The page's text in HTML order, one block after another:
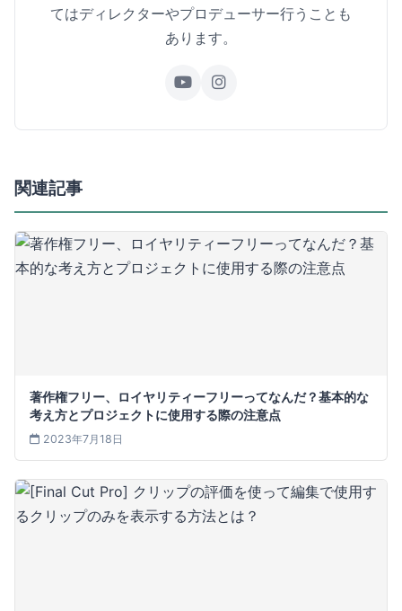
てはディレクターやプロデューサー行うことも
あります。
関連記事
著作権フリー、ロイヤリティーフリーってなんだ？基本的な
考え方とプロジェクトに使用する際の注意点
2023年7月18日